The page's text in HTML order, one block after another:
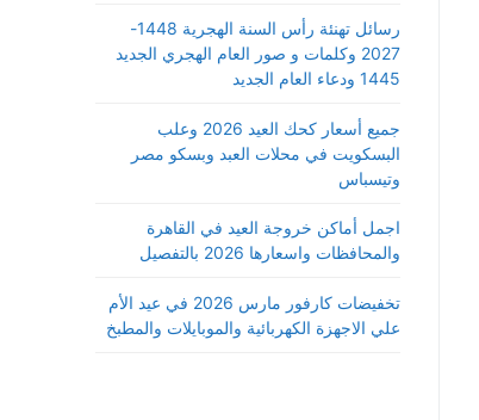
رسائل تهنئة رأس السنة الهجرية 1448-
2027 وكلمات و صور العام الهجري الجديد
1445 ودعاء العام الجديد
جميع أسعار كحك العيد 2026 وعلب
البسكويت في محلات العبد وبسكو مصر
وتيسباس
اجمل أماكن خروجة العيد في القاهرة
والمحافظات واسعارها 2026 بالتفصيل
تخفيضات كارفور مارس 2026 في عيد الأم
علي الاجهزة الكهربائية والموبايلات والمطبخ